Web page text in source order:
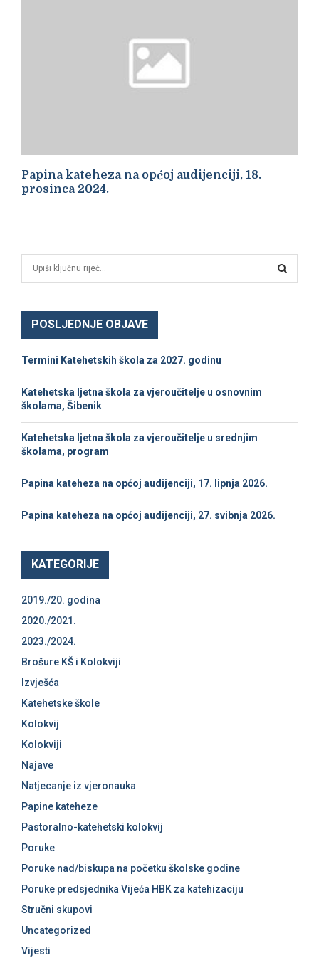
Papina kateheza na općoj audijenciji, 18.
prosinca 2024.
h
o
r
:
POSLJEDNJE OBJAVE
Termini Katehetskih škola za 2027. godinu
Katehetska ljetna škola za vjeroučitelje u osnovnim
školama, Šibenik
Katehetska ljetna škola za vjeroučitelje u srednjim
školama, program
Papina kateheza na općoj audijenciji, 17. lipnja 2026.
Papina kateheza na općoj audijenciji, 27. svibnja 2026.
KATEGORIJE
2019./20. godina
2020./2021.
2023./2024.
Brošure KŠ i Kolokviji
Izvješća
Katehetske škole
Kolokvij
Kolokviji
Najave
Natjecanje iz vjeronauka
Papine kateheze
Pastoralno-katehetski kolokvij
Poruke
Poruke nad/biskupa na početku školske godine
Poruke predsjednika Vijeća HBK za katehizaciju
Stručni skupovi
Uncategorized
Vijesti